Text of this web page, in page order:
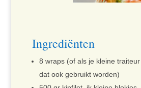
Ingrediënten
8 wraps (of als je kleine
dat ook gebruikt worden)